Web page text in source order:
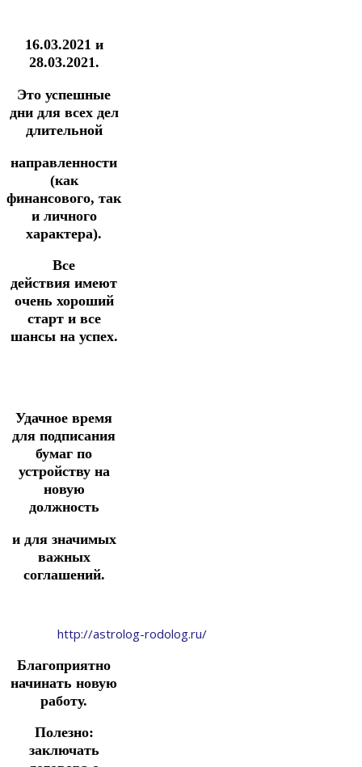
16.03.2021 и
28.03.2021.
Это успешные
дни для всех дел
длительной
направленности
(как
финансового, так
и личного
характера).
Все
действия имеют
очень хороший
старт и все
шансы на успех.
Удачное время
для подписания
бумаг по
устройству на
новую
должность
и для значимых
важных
соглашений.
http://astrolog-rodolog.ru/
Благоприятно
начинать новую
работу.
Полезно:
заключать